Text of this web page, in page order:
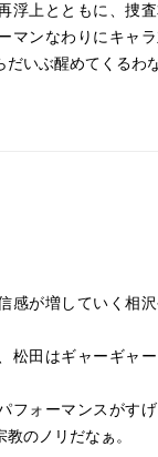
浮上とともに、捜
マンなわりにキャラ
いぶ醒めてくるわ
感が増していく相
松田はギャーギャ
フォーマンスがす
のノリだなぁ。